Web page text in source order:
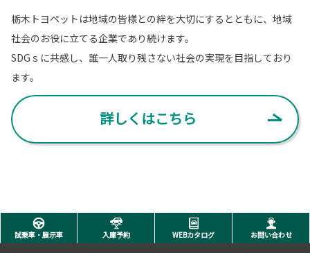
栃木トヨペットは地域の皆様との絆を大切にするとともに、地域
社会のお役に立てる企業であり続けます。
SDGｓに共感し、誰一人取り残さない社会の実現を目指しており
ます。
詳しくはこちら
試乗車・展示車 入庫予約 WEBカタログ お問い合わせ